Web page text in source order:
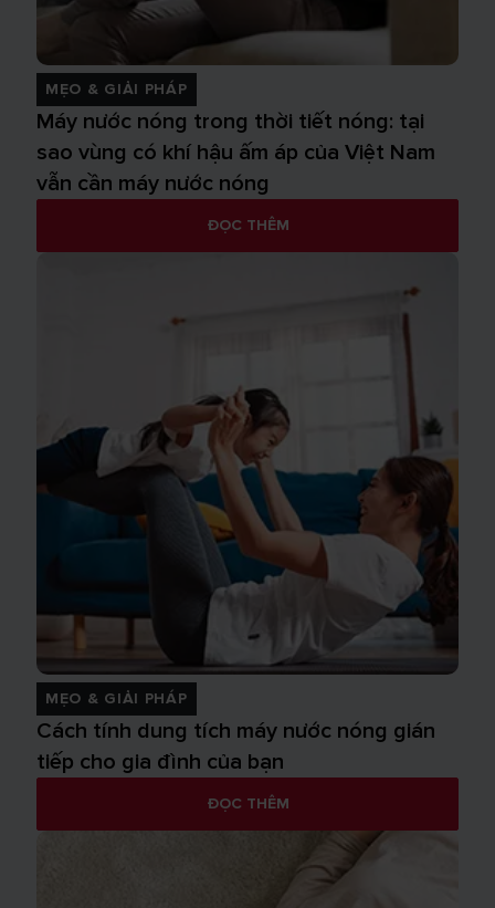
MẸO & GIẢI PHÁP
Máy nước nóng trong thời tiết nóng: tại
sao vùng có khí hậu ấm áp của Việt Nam
vẫn cần máy nước nóng
ĐỌC THÊM
MẸO & GIẢI PHÁP
Cách tính dung tích máy nước nóng gián
tiếp cho gia đình của bạn
ĐỌC THÊM